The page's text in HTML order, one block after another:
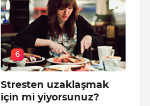
6
Stresten uzaklaşmak
için mi yiyorsunuz?